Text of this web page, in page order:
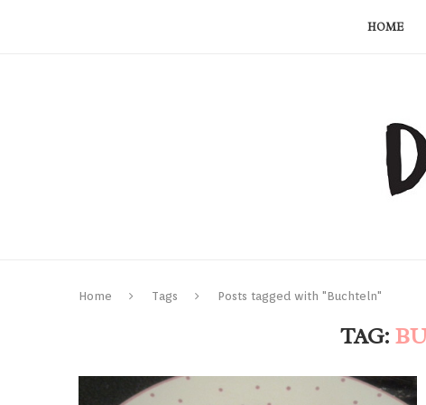
HOME
Home Tags Posts tagged with "Buchteln"
TAG: